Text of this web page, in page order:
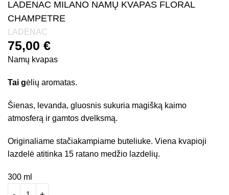
LADENAC MILANO NAMŲ KVAPAS FLORAL
CHAMPETRE
LADENAC
75,00 €
Namų kvapas
Tai gėlių aromatas.
Šienas, levanda, gluosnis sukuria magišką kaimo
atmosferą ir gamtos dvelksmą.
Originaliame stačiakampiame buteliuke. Viena kvapioji
lazdelė atitinka 15 ratano medžio lazdelių.
300 ml